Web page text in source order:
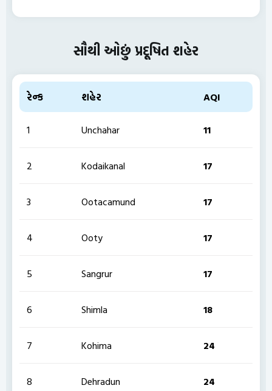
સૌથી ઓછું પ્રદૂષિત શહેર
રેન્ક શહેર AQI
1 Unchahar 11
2 Kodaikanal 17
3 Ootacamund 17
4 Ooty 17
5 Sangrur 17
6 Shimla 18
7 Kohima 24
8 Dehradun 24